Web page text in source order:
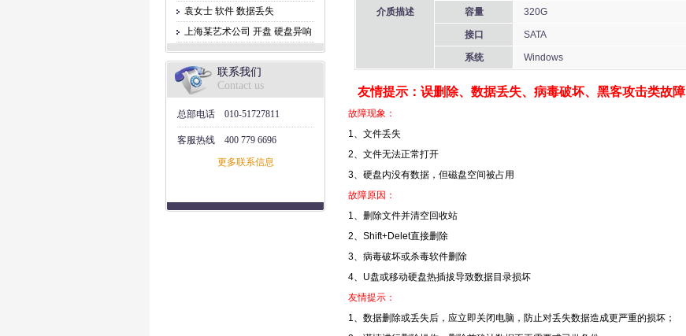
袁女士 软件 数据丢失
上海某艺术公司 开盘 硬盘异响
联系我们
Contact us
总部电话 010-51727811
客服热线
400 779 6696
更多联系信息
介质描述 容量 320G
接口 SATA
系统 Windows
友情提示：误删除、数据丢失、病毒破坏、黑客攻击类故障
故障现象：
1、文件丢失
2、文件无法正常打开
3、硬盘内没有数据，但磁盘空间被占用
故障原因：
1、删除文件并清空回收站
2、Shift+Delet直接删除
3、病毒破坏或杀毒软件删除
4、U盘或移动硬盘热插拔导致数据目录损坏
友情提示：
1、数据删除或丢失后，应立即关闭电脑，防止对丢失数据造成更严重的损坏；